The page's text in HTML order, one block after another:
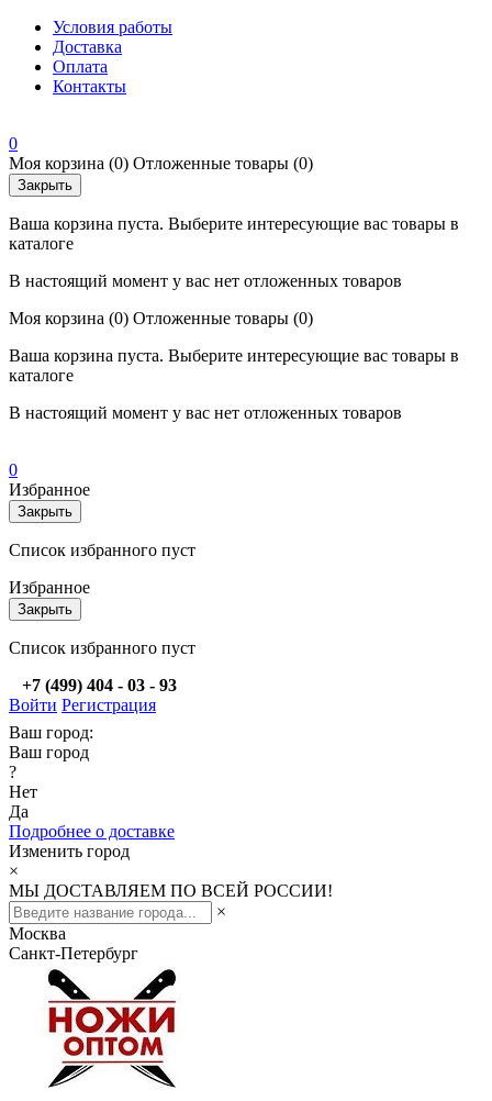
Условия работы
Доставка
Оплата
Контакты
0
Моя корзина (0) Отложенные товары (0)
Закрыть
Ваша корзина пуста. Выберите интересующие вас товары в
каталоге
В настоящий момент у вас нет отложенных товаров
Моя корзина (0) Отложенные товары (0)
Ваша корзина пуста. Выберите интересующие вас товары в
каталоге
В настоящий момент у вас нет отложенных товаров
0
Избранное
Закрыть
Список избранного пуст
Избранное
Закрыть
Список избранного пуст
+7 (499) 404 - 03 - 93
Войти Регистрация
Ваш город:
Ваш город
?
Нет
Да
Подробнее о доставке
Изменить город
×
МЫ ДОСТАВЛЯЕМ ПО ВСЕЙ РОССИИ!
×
Москва
Санкт-Петербург